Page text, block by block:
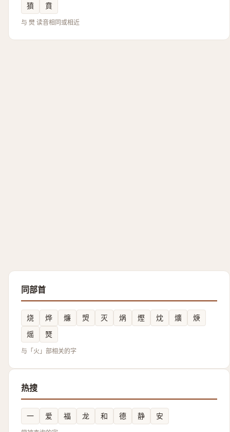
獖
賁
与 燓 读音相同或相近
同部首
烧 烨 燫 焽 灭 㶽 熞 㶩 爌
焿
熎
燹
与「火」部相关的字
热搜
一 爱 福 龙 和 德 静 安